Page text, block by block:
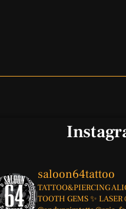
saloon64tattoo
TATTOO&PIERCING
TOOTH GEMS ✨ LASER